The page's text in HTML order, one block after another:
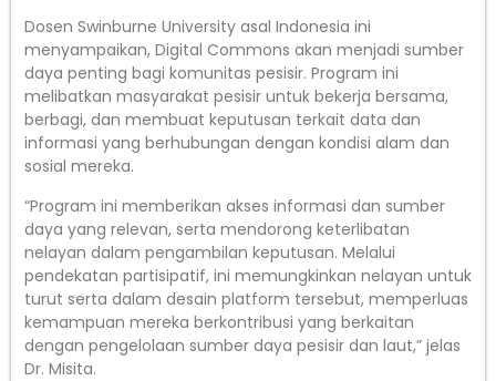
Dosen Swinburne University asal Indonesia ini
menyampaikan, Digital Commons akan menjadi sumber
daya penting bagi komunitas pesisir. Program ini
melibatkan masyarakat pesisir untuk bekerja bersama,
berbagi, dan membuat keputusan terkait data dan
informasi yang berhubungan dengan kondisi alam dan
sosial mereka.
“Program ini memberikan akses informasi dan sumber
daya yang relevan, serta mendorong keterlibatan
nelayan dalam pengambilan keputusan. Melalui
pendekatan partisipatif, ini memungkinkan nelayan untuk
turut serta dalam desain platform tersebut, memperluas
kemampuan mereka berkontribusi yang berkaitan
dengan pengelolaan sumber daya pesisir dan laut,” jelas
Dr. Misita.